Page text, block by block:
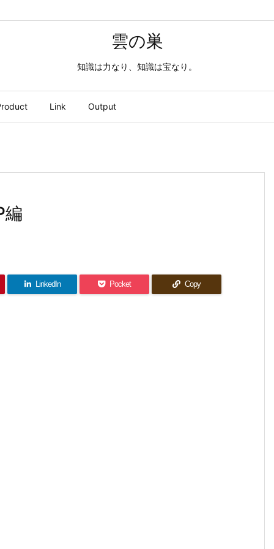
雲の巣
知識は力なり、知識は宝なり。
Link Output
編
LinkedIn Pocket Copy